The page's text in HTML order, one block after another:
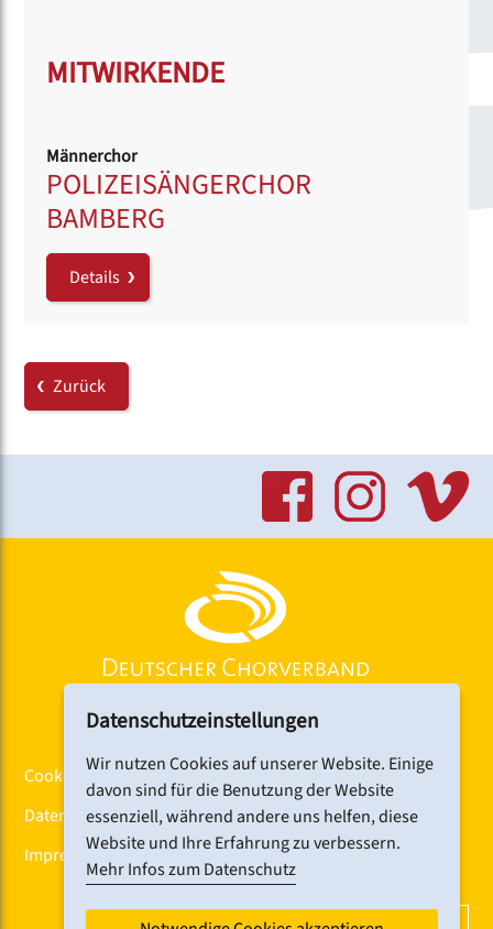
MITWIRKENDE
Männerchor
POLIZEISÄNGERCHOR
BAMBERG
Details
Zurück
Cookiebanner
Datenschutz
Impressum
DCV-NEWSLETTER ABONNIEREN
Datenschutzeinstellungen
Wir nutzen Cookies auf unserer Website. Einige
davon sind für die Benutzung der Website
essenziell, während andere uns helfen, diese
Website und Ihre Erfahrung zu verbessern.
Mehr Infos zum Datenschutz